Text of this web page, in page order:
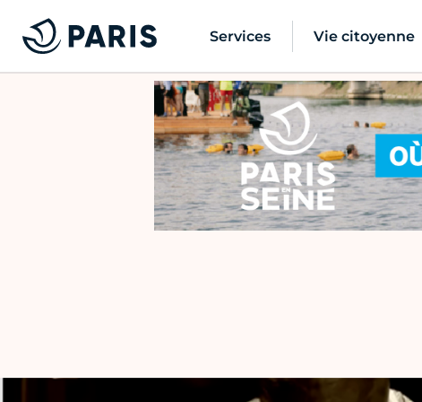
Services Vie citoyenne